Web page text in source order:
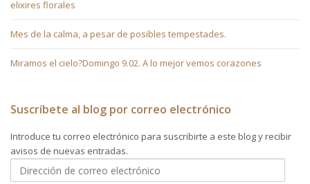
elixires florales
Mes de la calma, a pesar de posibles tempestades.
Miramos el cielo?Domingo 9.02. A lo mejor vemos corazones
Suscríbete al blog por correo electrónico
Introduce tu correo electrónico para suscribirte a este blog y recibir
avisos de nuevas entradas.
Dirección
de